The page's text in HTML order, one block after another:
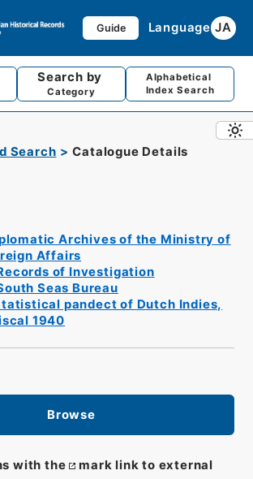
Guide Language JA
Search by
Category
Alphabetical
Index Search
Search Catalogue Details
Archives of the Ministry of
Affairs
of Investigation
Seas Bureau
pandect of Dutch Indies,
1940
Browse
with the
mark link to external